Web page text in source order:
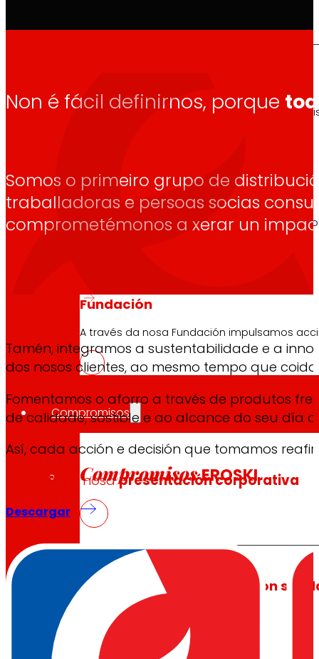
Todo o noso ADN: unha viaxe pola misión, a
Cooperativa
Somos por e para as persoas. Descubre a
Fundación
A través da nosa Fundación impulsamos
Compromisos
CompromisosEROSKI
Fomentamos alimentación
Non é fácil definirnos, porque
Somos o primeiro grupo de
traballadoras e persoas socias
comprometémonos a xerar un
Tamén, integramos a sustentabilidade e a
dos nosos clientes, ao mesmo tempo que
Fomentamos o aforro a través de produtos
de calidade, sostible e ao alcance do seu día
Así, cada acción e decisión que tomamos
Consulta a nosapresentación corporativa
Descargar